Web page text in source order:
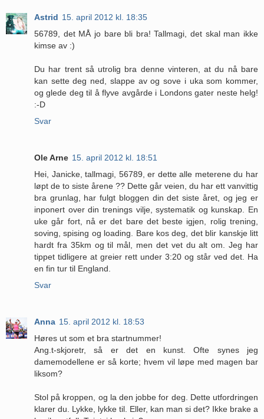
Astrid 15. april 2012 kl. 18:35
56789, det MÅ jo bare bli bra! Tallmagi, det skal man ikke
kimse av :)
Du har trent så utrolig bra denne vinteren, at du nå bare
kan sette deg ned, slappe av og sove i uka som kommer,
og glede deg til å flyve avgårde i Londons gater neste helg!
:-D
Svar
Ole Arne 15. april 2012 kl. 18:51
Hei, Janicke, tallmagi, 56789, er dette alle meterene du har
løpt de to siste årene ?? Dette går veien, du har ett vanvittig
bra grunlag, har fulgt bloggen din det siste året, og jeg er
inponert over din trenings vilje, systematik og kunskap. En
uke går fort, nå er det bare det beste igjen, rolig trening,
soving, spising og loading. Bare kos deg, det blir kanskje litt
hardt fra 35km og til mål, men det vet du alt om. Jeg har
tippet tidligere at greier rett under 3:20 og står ved det. Ha
en fin tur til England.
Svar
Anna 15. april 2012 kl. 18:53
Høres ut som et bra startnummer!
Ang.t-skjoretr, så er det en kunst. Ofte synes jeg
damemodellene er så korte; hvem vil løpe med magen bar
liksom?
Stol på kroppen, og la den jobbe for deg. Dette utfordringen
klarer du. Lykke, lykke til. Eller, kan man si det? Ikke brake a